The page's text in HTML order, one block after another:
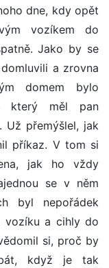
dne, kdy opět
vozíkem do
Jako by se
a zrovna
domem bylo
který měl pan
Už přemýšlel, jak
příkaz. V tom si
jak ho vždy
se v něm
byl nepořádek
vozíku a cihly do
si, proč by
když je tak